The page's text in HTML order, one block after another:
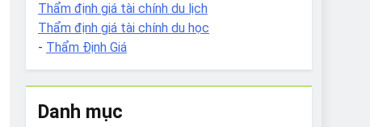
Thẩm định giá tài chính du lịch
Thẩm định giá tài chính du học
- Thẩm Định Giá
Danh mục